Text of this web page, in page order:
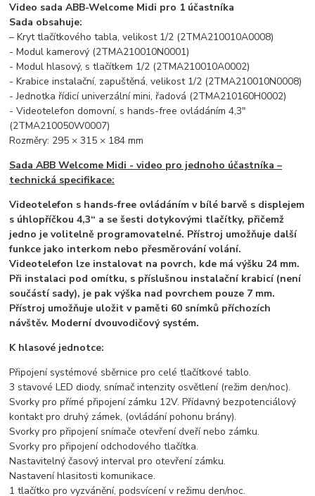
Video sada ABB-Welcome Midi pro 1 účastníka
Sada obsahuje:
– Kryt tlačítkového tabla, velikost 1/2 (2TMA210010A0008)
- Modul kamerový (2TMA210010N0001)
- Modul hlasový, s tlačítkem 1/2 (2TMA210010A0002)
- Krabice instalační, zapuštěná, velikost 1/2 (2TMA210010N0008)
- Jednotka řídicí univerzální mini, řadová (2TMA210160H0002)
- Videotelefon domovní, s hands-free ovládáním 4,3"
(2TMA210050W0007)
Rozměry: 295 × 315 × 184 mm
Sada ABB Welcome Midi - video pro jednoho účastníka –
technická specifikace:
Videotelefon s hands-free ovládáním v bílé barvě s displejem
s úhlopříčkou 4,3“ a se šesti dotykovými tlačítky, přičemž
jedno je volitelně programovatelné. Přístroj umožňuje další
funkce jako interkom nebo přesměrování volání.
Videotelefon lze instalovat na povrch, kde má výšku 24 mm.
Při instalaci pod omítku, s příslušnou instalační krabicí (není
součástí sady), je pak výška nad povrchem pouze 7 mm.
Přístroj umožňuje uložit v paměti 60 snímků příchozích
návštěv. Moderní dvouvodičový systém.
K hlasové jednotce:
Připojení systémové sběrnice pro celé tlačítkové tablo.
3 stavové LED diody, snímač intenzity osvětlení (režim den/noc).
Svorky pro přímé připojení zámku 12V. Přídavný bezpotenciálový
kontakt pro druhý zámek, (ovládání pohonu brány).
Svorky pro připojení snímače otevření dveří nebo zámku.
Svorky pro připojení odchodového tlačítka.
Nastavitelný časový interval pro otevření zámku.
Nastavení hlasitosti komunikace.
1 tlačítko pro vyzvánění, podsvícení v režimu den/noc.